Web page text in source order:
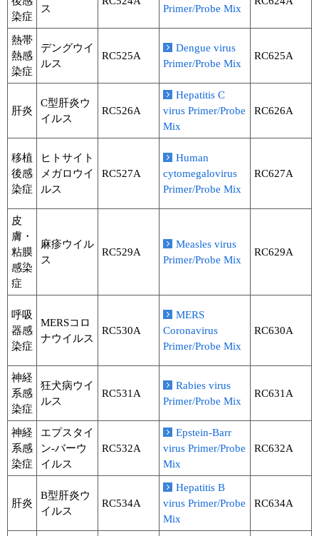
染症
ス
Primer/Probe Mix
熱帯
熱感
染症
デングウイ
ルス
RC525A
Dengue virus
Primer/Probe Mix
RC625A
肝炎
C型肝炎ウ
イルス
RC526A
Hepatitis C
virus Primer/Probe
Mix
RC626A
移植
後感
染症
ヒトサイト
メガロウイ
ルス
RC527A
Human
cytomegalovirus
Primer/Probe Mix
RC627A
皮
膚・
粘膜
感染
症
麻疹ウイル
ス
RC529A
Measles virus
Primer/Probe Mix
RC629A
呼吸
器感
染症
MERSコロ
ナウイルス
RC530A
MERS
Coronavirus
Primer/Probe Mix
RC630A
神経
系感
染症
狂犬病ウイ
ルス
RC531A
Rabies virus
Primer/Probe Mix
RC631A
神経
系感
染症
エプスタイ
ン-バーウ
イルス
RC532A
Epstein-Barr
virus Primer/Probe
Mix
RC632A
肝炎
B型肝炎ウ
イルス
RC534A
Hepatitis B
virus Primer/Probe
Mix
RC634A